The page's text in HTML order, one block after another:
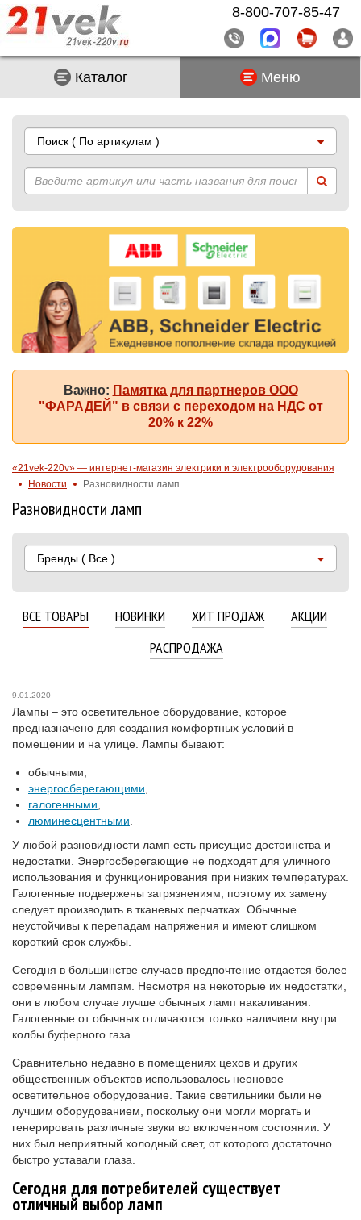
Каталог Меню
Поиск ( По артикулам )
Важно: Памятка для партнеров ООО
"ФАРАДЕЙ" в связи с переходом на НДС от
20% к 22%
«21vek-220v» — интернет-магазин электрики и электрооборудования
Новости
Разновидности ламп
Разновидности ламп
Бренды ( Все )
ВСЕ ТОВАРЫ НОВИНКИ ХИТ ПРОДАЖ
АКЦИИ
РАСПРОДАЖА
9.01.2020
Лампы – это осветительное оборудование, которое
предназначено для создания комфортных условий в
помещении и на улице. Лампы бывают:
обычными,
энергосберегающими
галогенными
люминесцентными
У любой разновидности ламп есть присущие достоинства и
недостатки. Энергосберегающие не подходят для уличного
использования и функционирования при низких температурах.
Галогенные подвержены загрязнениям, поэтому их замену
следует производить в тканевых перчатках. Обычные
неустойчивы к перепадам напряжения и имеют слишком
короткий срок службы.
Сегодня в большинстве случаев предпочтение отдается более
современным лампам. Несмотря на некоторые их недостатки,
они в любом случае лучше обычных ламп накаливания.
Галогенные от обычных отличаются только наличием внутри
колбы буферного газа.
Сравнительно недавно в помещениях цехов и других
общественных объектов использовалось неоновое
осветительное оборудование. Такие светильники были не
лучшим оборудованием, поскольку они могли моргать и
генерировать различные звуки во включенном состоянии. У
них был неприятный холодный свет, от которого достаточно
быстро уставали глаза.
Сегодня для потребителей существует
отличный выбор ламп
8-800-707-85-47